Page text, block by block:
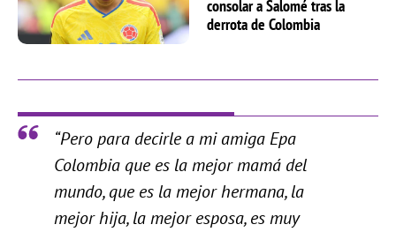
consolar a Salomé tras la
derrota de Colombia
“Pero para decirle a mi amiga Epa
Colombia que es la mejor mamá del
mundo, que es la mejor hermana, la
mejor hija, la mejor esposa, es muy